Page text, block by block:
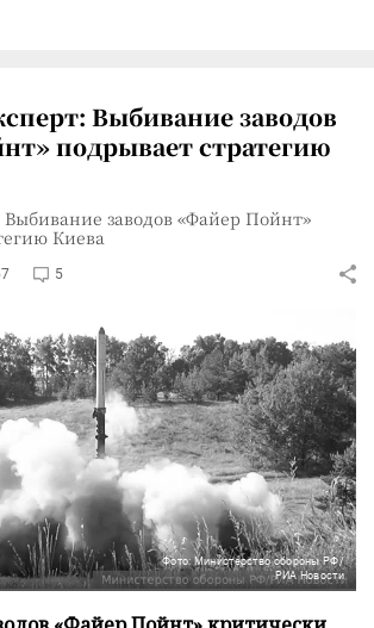
Выбивание заводов
подрывает стратегию
Выбивание заводов «Файер Пойнт»
Киева
5
Фото: Министерство обороны РФ/
РИА Новости